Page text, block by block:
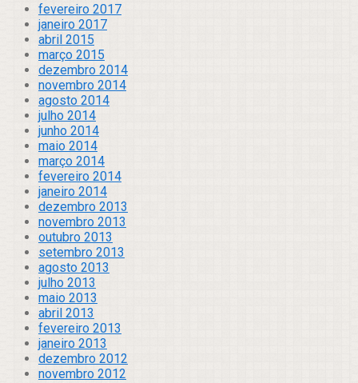
fevereiro 2017
janeiro 2017
abril 2015
março 2015
dezembro 2014
novembro 2014
agosto 2014
julho 2014
junho 2014
maio 2014
março 2014
fevereiro 2014
janeiro 2014
dezembro 2013
novembro 2013
outubro 2013
setembro 2013
agosto 2013
julho 2013
maio 2013
abril 2013
fevereiro 2013
janeiro 2013
dezembro 2012
novembro 2012